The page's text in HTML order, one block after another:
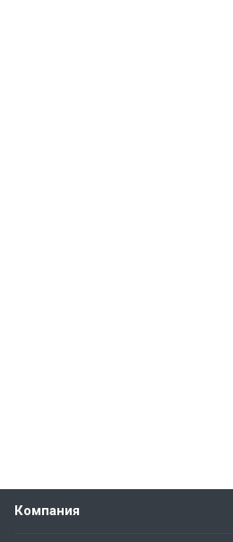
Компания